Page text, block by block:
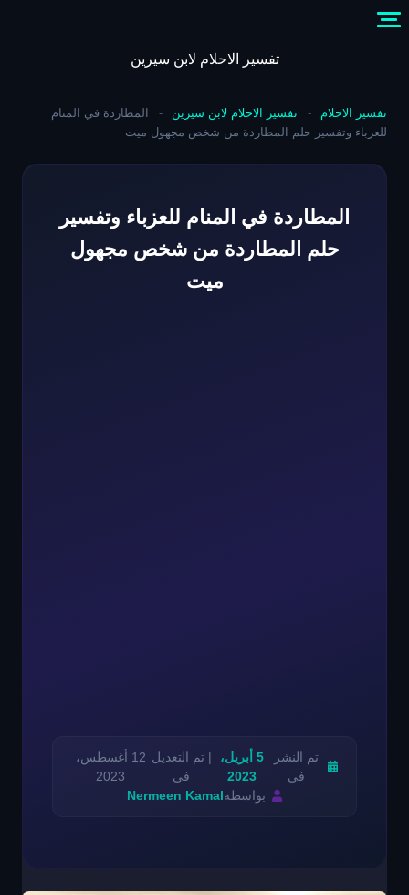
content
تفسير الاحلام لابن سيرين
تفسير الاحلام - تفسير الاحلام لابن سيرين -
المطاردة في المنام
للعزباء وتفسير حلم المطاردة من شخص مجهول ميت
المطاردة في المنام للعزباء وتفسير
حلم المطاردة من شخص مجهول
ميت
تم النشر
في
5 أبريل،
2023
| تم التعديل
في
12 أغسطس،
2023
بواسطة Nermeen Kamal